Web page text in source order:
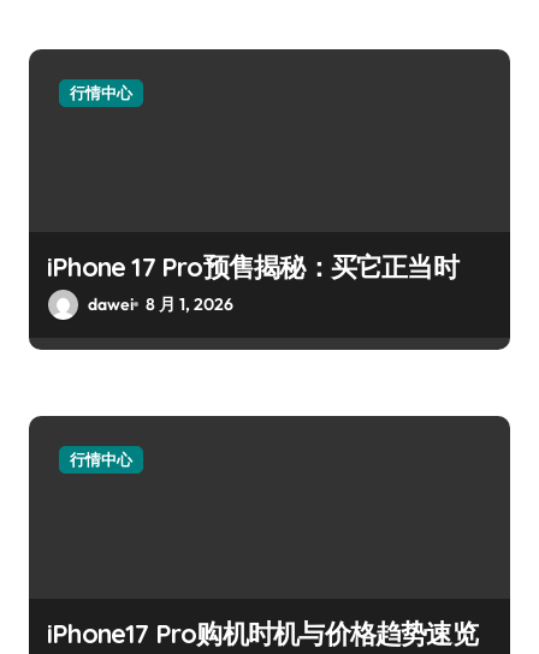
行情中心
iPhone 17 Pro预售揭秘：买它正当时
dawei 8 月 1, 2026
行情中心
iPhone17 Pro购机时机与价格趋势速览